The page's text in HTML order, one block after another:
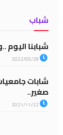
شباب
شبابنا اليوم
شابات
صغير..